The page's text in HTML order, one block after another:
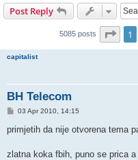
Post Reply
5085 posts Page
1
capitalist
BH Telecom
P
s
t
03 Apr 2010, 14:15
primjetih da nije otvorena tema
zlatna koka fbih, puno se prica